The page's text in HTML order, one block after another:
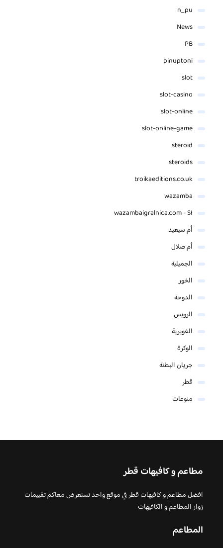
n_pu
News
PB
pinuptoni
slot
slot-casino
slot-online
slot-online-game
steroid
steroids
troikaeditions.co.uk
wazamba
wazambaigralnica.com - SI
أم سيعيد
أم صلال
الجميلية
الخور
الدوحة
الرويس
الغويرية
الوكرة
جريان البطنة
قطر
منوعات
مطاعم و كافيهات قطر
افضل مطاعم و كافيهات قطر في موقع واحد نستعرض معاكم تقييمات
زوار المطاعم و الكافيهات
المطاعم